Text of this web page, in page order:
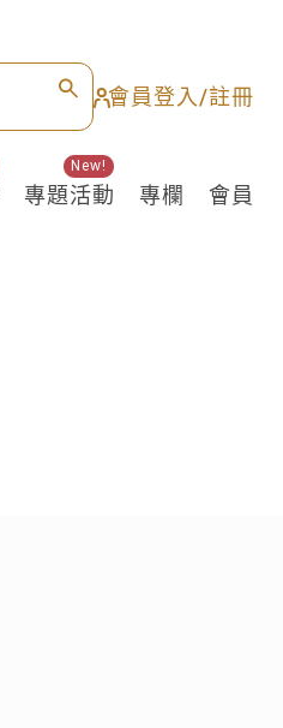
會員登入/註冊
專題活動
New!
專欄 會員